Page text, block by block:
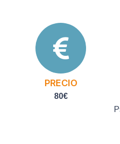
PRECIO
80€